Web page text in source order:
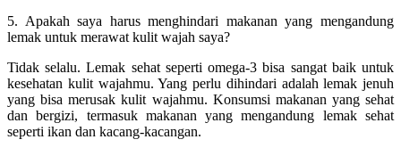
5. Apakah saya harus menghindari makanan yang mengandung
lemak untuk merawat kulit wajah saya?
Tidak selalu. Lemak sehat seperti omega-3 bisa sangat baik untuk
kesehatan kulit wajahmu. Yang perlu dihindari adalah lemak jenuh
yang bisa merusak kulit wajahmu. Konsumsi makanan yang sehat
dan bergizi, termasuk makanan yang mengandung lemak sehat
seperti ikan dan kacang-kacangan.